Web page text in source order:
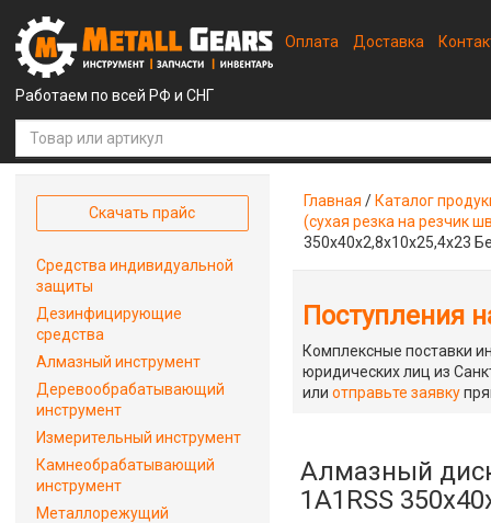
Работаем по всей РФ и СНГ
Оплата Доставка
Главная / Каталог
(сухая резка на резчик
350x40x2,8x10x25,4x23
Поступления
Комплексные поставки
юридических лиц из
илиотправьте заявку
Алмазный
1A1RSS
Скачать прайс
Средства индивидуальной
защиты
Дезинфицирующие
средства
Алмазный инструмент
Деревообрабатывающий
инструмент
Измерительный инструмент
Камнеобрабатывающий
инструмент
Металлорежущий